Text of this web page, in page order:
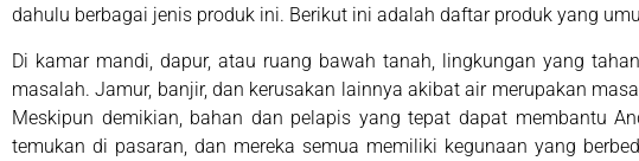
dahulu berbagai jenis produk ini. Berikut ini adalah daftar produk yang
Di kamar mandi, dapur, atau ruang bawah tanah, lingkungan yang
masalah. Jamur, banjir, dan kerusakan lainnya akibat air merupakan
Meskipun demikian, bahan dan pelapis yang tepat dapat membantu
temukan di pasaran, dan mereka semua memiliki kegunaan yang